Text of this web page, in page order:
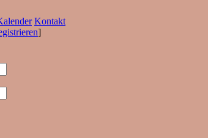
Kontakt
]